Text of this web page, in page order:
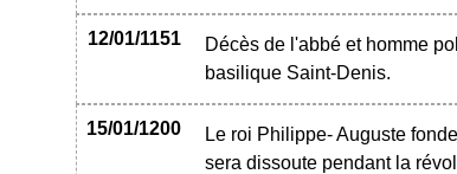
12/01/1151
Décès de l'abbé et homme
basilique Saint-Denis.
15/01/1200
Le roi Philippe- Auguste
sera dissoute pendant la